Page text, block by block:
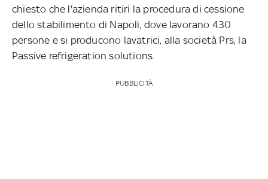
chiesto che l'azienda ritiri la procedura di cessione
dello stabilimento di Napoli, dove lavorano 430
persone e si producono lavatrici, alla società Prs, la
Passive refrigeration solutions.
PUBBLICITÀ